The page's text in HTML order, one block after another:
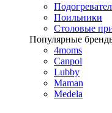
Поильники
Столовые
Популярные
4moms
Canpol
Lubby
Maman
Medela